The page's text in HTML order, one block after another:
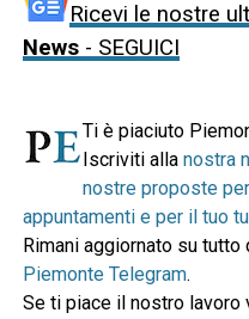
Ricevi le nostre
News- SEGUICI
Ti è piaciuto
Iscriviti alla nostra
nostre proposte
appuntamenti e per il tuo
Rimani aggiornato su
Piemonte Telegram.
Se ti piace il nostro lavoro